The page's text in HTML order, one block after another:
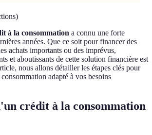
)
à la consommation a connu une forte
années. Que ce soit pour financer des
achats importants ou des imprévus,
et aboutissants de cette solution financière est
nous allons détailler les étapes clés pour
adapté à vos besoins
crédit à la consommation